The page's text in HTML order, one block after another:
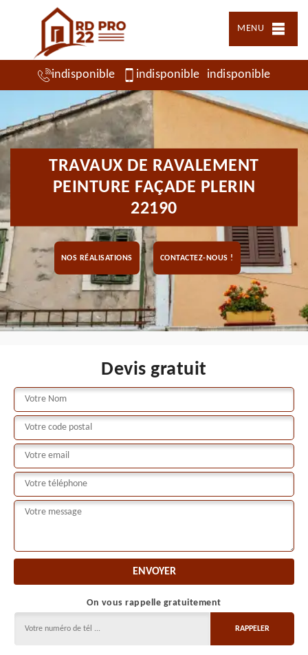
MENU
indisponible indisponible indisponible
TRAVAUX DE RAVALEMENT
PEINTURE FAÇADE PLERIN
22190
NOS RÉALISATIONS CONTACTEZ-NOUS !
Devis gratuit
On vous rappelle gratuitement